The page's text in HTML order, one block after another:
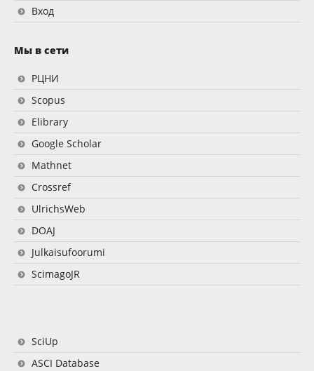
Вход
Мы в сети
РЦНИ
Scopus
Elibrary
Google Scholar
Mathnet
Crossref
UlrichsWeb
DOAJ
Julkaisufoorumi
ScimagoJR
SciUp
ASCI Database